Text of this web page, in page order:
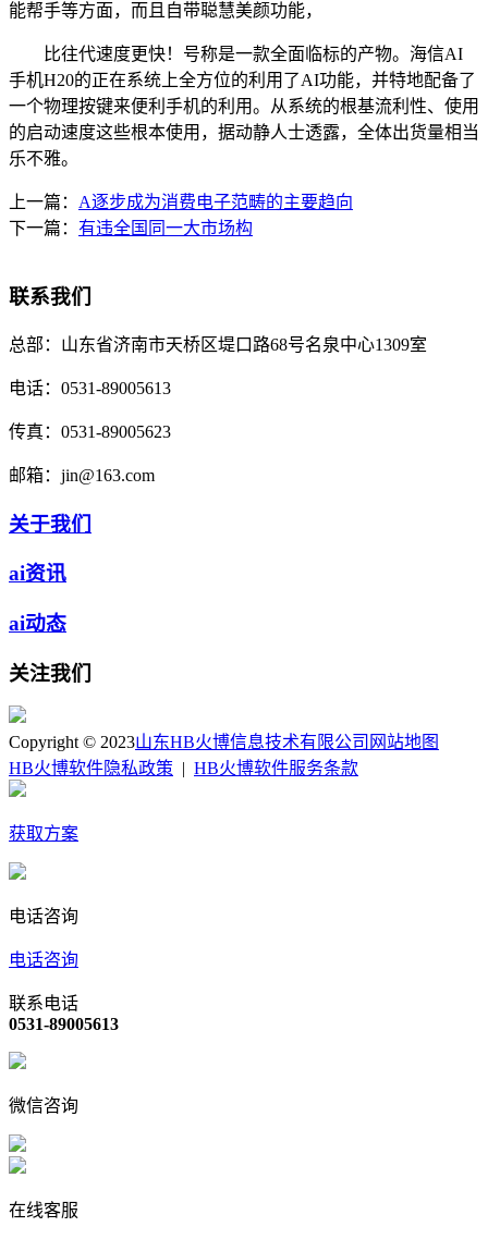
能帮手等方面，而且自带聪慧美颜功能，
比往代速度更快！号称是一款全面临标的产物。海信AI
手机H20的正在系统上全方位的利用了AI功能，并特地配备了
一个物理按键来便利手机的利用。从系统的根基流利性、使用
的启动速度这些根本使用，据动静人士透露，全体出货量相当
乐不雅。
上一篇： A逐步成为消费电子范畴的主要趋向
下一篇： 有违全国同一大市场构
联系我们
总部： 山东省济南市天桥区堤口路68号名泉中心1309室
电话： 0531-89005613
传真： 0531-89005623
邮箱： jin@163.com
关于我们
ai资讯
ai动态
关注我们
Copyright © 2023山东HB火博信息技术有限公司 网站地图
HB火博软件隐私政策
HB火博软件服务条款
获取方案
电话咨询
电话咨询
联系电话
0531-89005613
微信咨询
在线客服